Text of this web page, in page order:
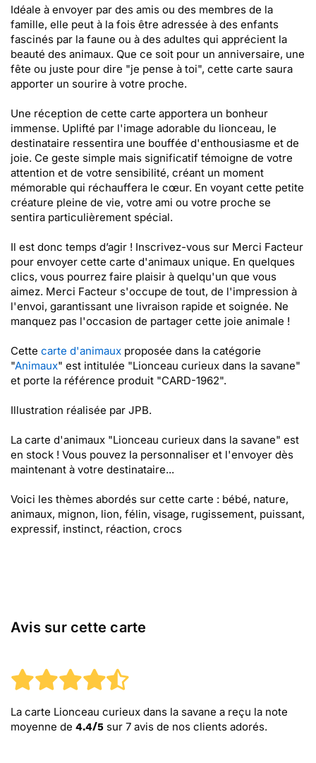
Idéale à envoyer par des amis ou des membres de la
famille, elle peut à la fois être adressée à des enfants
fascinés par la faune ou à des adultes qui apprécient la
beauté des animaux. Que ce soit pour un anniversaire, une
fête ou juste pour dire "je pense à toi", cette carte saura
apporter un sourire à votre proche.
Une réception de cette carte apportera un bonheur
immense. Uplifté par l'image adorable du lionceau, le
destinataire ressentira une bouffée d'enthousiasme et de
joie. Ce geste simple mais significatif témoigne de votre
attention et de votre sensibilité, créant un moment
mémorable qui réchauffera le cœur. En voyant cette petite
créature pleine de vie, votre ami ou votre proche se
sentira particulièrement spécial.
Il est donc temps d’agir ! Inscrivez-vous sur Merci Facteur
pour envoyer cette carte d'animaux unique. En quelques
clics, vous pourrez faire plaisir à quelqu'un que vous
aimez. Merci Facteur s'occupe de tout, de l'impression à
l'envoi, garantissant une livraison rapide et soignée. Ne
manquez pas l'occasion de partager cette joie animale !
Cette carte d'animaux proposée dans la catégorie
"Animaux" est intitulée "Lionceau curieux dans la savane"
et porte la référence produit "CARD-1962".
Illustration réalisée par JPB.
La carte d'animaux "Lionceau curieux dans la savane" est
en stock ! Vous pouvez la personnaliser et l'envoyer dès
maintenant à votre destinataire...
Voici les thèmes abordés sur cette carte : bébé, nature,
animaux, mignon, lion, félin, visage, rugissement, puissant,
expressif, instinct, réaction, crocs
Avis sur cette carte
La carte Lionceau curieux dans la savane a reçu la note
moyenne de 4.4/5 sur 7 avis de nos clients adorés.